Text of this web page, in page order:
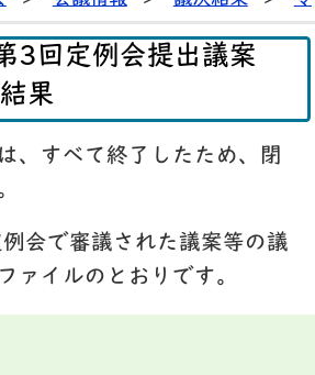
3回定例会提出議案
果
、すべて終了したため、閉
会で審議された議案等の議
ァイルのとおりです。